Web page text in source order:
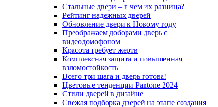
Стальные двери – в чем их разница?
Рейтинг надежных дверей
Обновление двери к Новому году
Преображаем доборами дверь с
видеодомофоном
Красота требует жертв
Комплексная защита и повышенная
взломостойкость
Всего три шага и дверь готова!
Цветовые тенденции Pantone 2024
Стили дверей в дизайне
Свежая подборка дверей на этапе создания